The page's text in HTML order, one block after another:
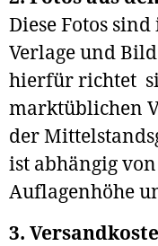
Diese Fotos
Verlage und
hierfür richtet
marktüblichen
der
ist abhängig
Auflagenhöhe
3.